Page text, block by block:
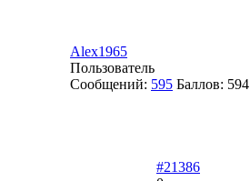
Alex1965
Пользователь
Сообщений: 595 Баллов: 594
#21386